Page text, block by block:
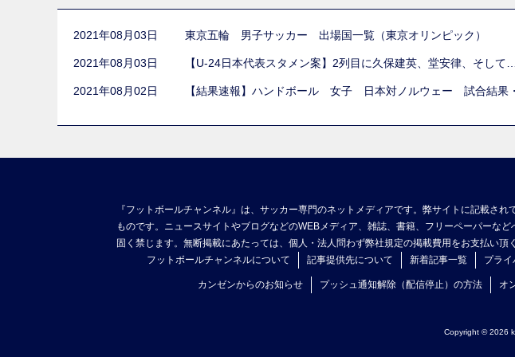
2021年08月03日 東京五輪 男子サッカー 出場国一覧（東京オリンピック）
2021年08月03日 【U-24日本代表スタメン案】2列目に久保建英、堂安律、そし
2021年08月02日 【結果速報】ハンドボール 女子 日本対ノルウェー 試合結果
『フットボールチャンネル』は、サッカー専門のネットメディアです。弊サイトに記載さ
ものです。ニュースサイトやブログなどのWEBメディア、雑誌、書籍、フリーペーパーな
固く禁じます。無断掲載にあたっては、個人・法人問わず弊社規定の掲載費用をお支払い頂
フットボールチャンネルについて
記事提供先について 新着記事一覧 プラ
カンゼンからのお知らせ プッシュ通知解除（配信停止）の方法 オ
Copyright © 2026